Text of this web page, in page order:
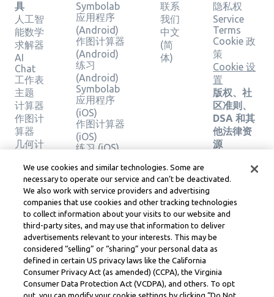
具
人工智
能数学
求解器
AI
Chat
工作表
主题
计算器
作图计
算器
几何计
验证解
决方案
Symbolab
应用程序
(Android)
作图计算器
(Android)
练习
(Android)
Symbolab
应用程序
(iOS)
作图计算器
(iOS)
练习 (iOS)
联系
我们
中文
(简
体)
隐私权
Service
Terms
Cookie 政
策
Cookie 设
置
版权、社
区准则、
DSA 和其
他法律资
源
法律中心
Learneo
Symbolab, a Learneo, Inc. business
© Learneo, Inc. 2024
We use cookies and similar technologies. Some are
necessary to operate our service and can’t be deactivated.
We also work with service providers and advertising
companies that use cookies and other tracking technologies
to collect information about your visits to our website and
third-party sites, and may use that information to deliver
advertisements relevant to your interests. This may be
considered “selling” or “sharing” your personal data as
defined in certain US privacy laws like the California
Consumer Privacy Act (as amended) (CCPA), the Virginia
Consumer Data Protection Act (VCDPA), and others. To opt
out, you can modify your cookie settings by clicking “Do Not